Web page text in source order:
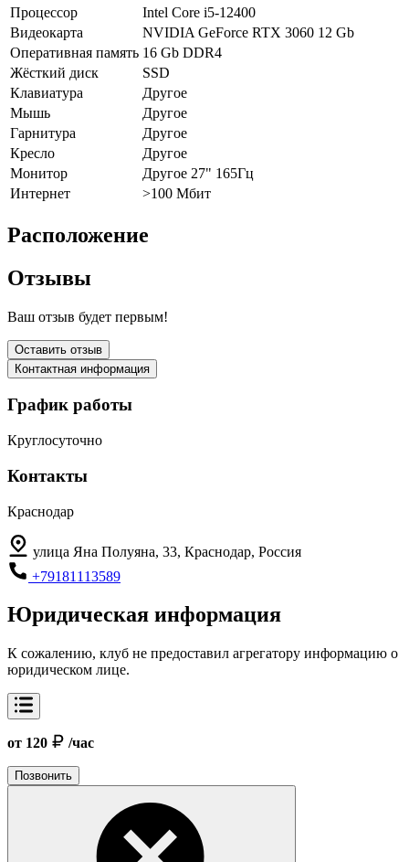
Процессор
Intel Core i5-12400
Видеокарта
NVIDIA GeForce RTX 3060 12 Gb
Оперативная память 16 Gb DDR4
Жёсткий диск
SSD
Клавиатура
Другое
Мышь
Другое
Гарнитура
Другое
Кресло
Другое
Монитор
Другое 27" 165Гц
Интернет
>100 Мбит
Расположение
Отзывы
Ваш отзыв будет первым!
Оставить отзыв
Контактная информация
График работы
Круглосуточно
Контакты
Краснодар
улица Яна Полуяна, 33, Краснодар, Россия
+79181113589
Юридическая информация
К сожалению, клуб не предоставил агрегатору информацию о
юридическом лице.
от 120 /час
Позвонить